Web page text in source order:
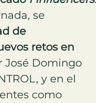
se
de
retos en
José Domingo
, y en el
como